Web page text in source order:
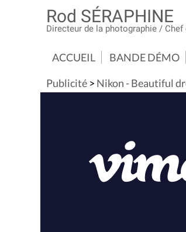
Rod SÉRAPHINE
Directeur de la photographie / Chef
ACCUEIL BANDE DÉMO
Publicité > Nikon - Beautiful